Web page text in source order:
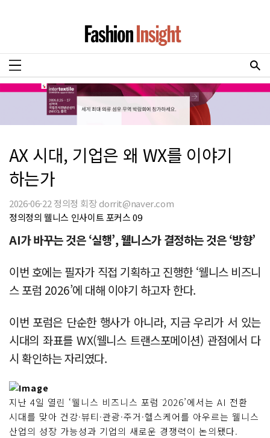
AX 시대, 기업은 왜 WX를 이야기
하는가
2026-06-22 정의정 회장 dorrit@naver.com
정의정의 웰니스 인사이트 포커스 09
AI가 바꾸는 것은 ‘실행’, 웰니스가 결정하는 것은 ‘방향’
이번 호에는 필자가 직접 기획하고 진행한 ‘웰니스 비즈니
스 포럼 2026’에 대해 이야기 하고자 한다.
이번 포럼은 단순한 행사가 아니라, 지금 우리가 서 있는
시대의 좌표를 WX(웰니스 트랜스포메이션) 관점에서 다
시 확인하는 자리였다.
지난 4일 열린 ‘웰니스 비즈니스 포럼 2026’에서는 AI 전환
시대를 맞아 건강·뷰티·관광·주거·헬스케어를 아우르는 웰니스
산업의 성장 가능성과 기업의 새로운 경쟁력이 논의됐다.